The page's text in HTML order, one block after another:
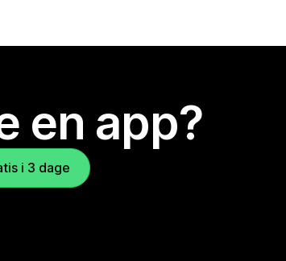
en app?
i 3 dage